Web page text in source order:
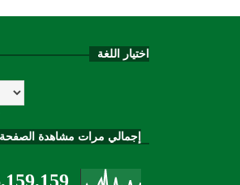
اختيار اللغة
إجمالي مرات مشاهدة الصفحة